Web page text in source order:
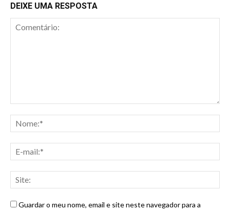
DEIXE UMA RESPOSTA
Guardar o meu nome, email e site neste navegador para a